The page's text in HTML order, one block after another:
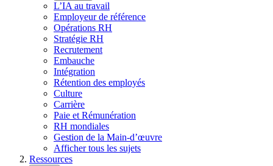
L’IA au travail
Employeur de référence
Opérations RH
Stratégie RH
Recrutement
Embauche
Intégration
Rétention des employés
Culture
Carrière
Paie et Rémunération
RH mondiales
Gestion de la Main-d’œuvre
Afficher tous les sujets
Ressources